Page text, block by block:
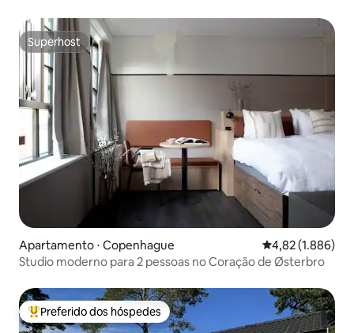
Superhost
Superhost
Apartamento ⋅ Copenhague 4,82 de uma
4,82 (1.886)
Studio moderno para 2 pessoas no Coração de Østerbro
Entre os melhores preferidos dos hóspedes
Preferido dos hóspedes